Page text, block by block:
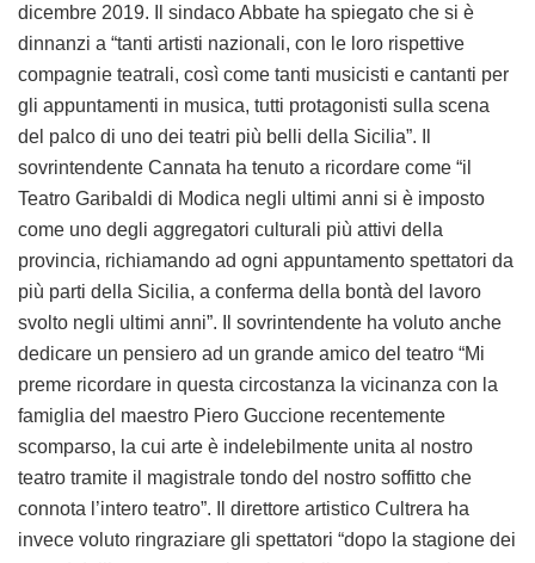
dicembre 2019. Il sindaco Abbate ha spiegato che si è
dinnanzi a “tanti artisti nazionali, con le loro rispettive
compagnie teatrali, così come tanti musicisti e cantanti per
gli appuntamenti in musica, tutti protagonisti sulla scena
del palco di uno dei teatri più belli della Sicilia”. Il
sovrintendente Cannata ha tenuto a ricordare come “il
Teatro Garibaldi di Modica negli ultimi anni si è imposto
come uno degli aggregatori culturali più attivi della
provincia, richiamando ad ogni appuntamento spettatori da
più parti della Sicilia, a conferma della bontà del lavoro
svolto negli ultimi anni”. Il sovrintendente ha voluto anche
dedicare un pensiero ad un grande amico del teatro “Mi
preme ricordare in questa circostanza la vicinanza con la
famiglia del maestro Piero Guccione recentemente
scomparso, la cui arte è indelebilmente unita al nostro
teatro tramite il magistrale tondo del nostro soffitto che
connota l’intero teatro”. Il direttore artistico Cultrera ha
invece voluto ringraziare gli spettatori “dopo la stagione dei